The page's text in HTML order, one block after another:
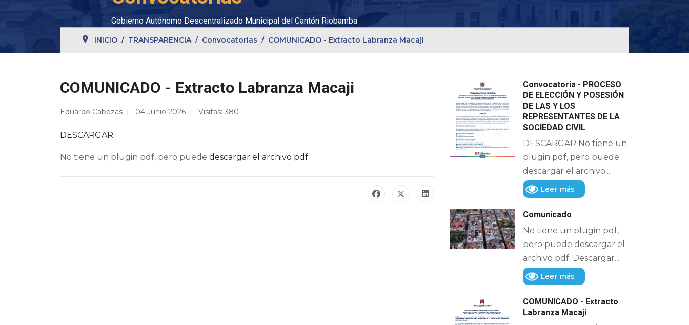
Gobierno Autónomo Descentralizado Municipal del Cantón Riobamba
INICIO TRANSPARENCIA Convocatorias COMUNICADO - Extracto Labranza Macaji
COMUNICADO - Extracto Labranza Macaji
Eduardo Cabezas 04 Junio 2026 Visitas: 380
DESCARGAR
No tiene un plugin pdf, pero puede descargar el archivo pdf.
Convocatoria - PROCESO
DE ELECCIÓN Y POSESIÓN
DE LAS Y LOS
REPRESENTANTES DE LA
SOCIEDAD CIVIL
DESCARGAR No tiene un
plugin pdf, pero puede
descargar el archivo...
Leer más
Comunicado
No tiene un plugin pdf,
pero puede descargar el
archivo pdf. Descargar...
Leer más
COMUNICADO - Extracto
Labranza Macaji